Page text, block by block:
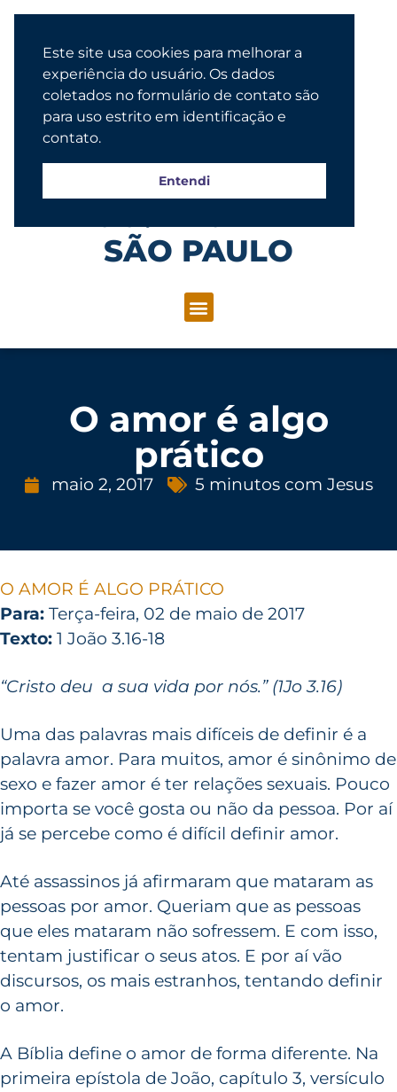
SÃO PAULO
O amor é algo
prático
maio 2, 2017 5 minutos com Jesus
O AMOR É ALGO PRÁTICO
Para: Terça-feira, 02 de maio de 2017
Texto: 1 João 3.16-18
“Cristo deu a sua vida por nós.” (1Jo 3.16)
Uma das palavras mais difíceis de definir é a
palavra amor. Para muitos, amor é sinônimo de
sexo e fazer amor é ter relações sexuais. Pouco
importa se você gosta ou não da pessoa. Por aí
já se percebe como é difícil definir amor.
Até assassinos já afirmaram que mataram as
pessoas por amor. Queriam que as pessoas
que eles mataram não sofressem. E com isso,
tentam justificar o seus atos. E por aí vão
discursos, os mais estranhos, tentando definir
o amor.
A Bíblia define o amor de forma diferente. Na
primeira epístola de João, capítulo 3, versículo
Este site usa cookies para melhorar a
experiência do usuário. Os dados
coletados no formulário de contato são
para uso estrito em identificação e
contato.
Entendi